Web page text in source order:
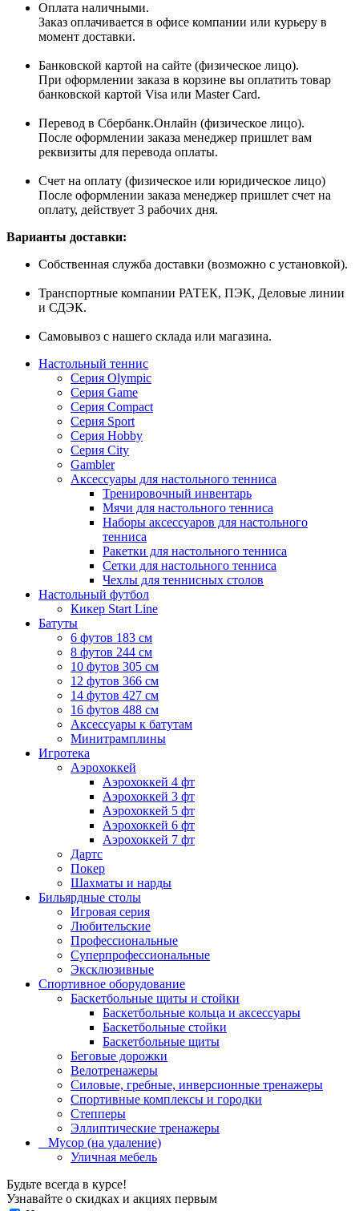
Оплата наличными.
Заказ оплачивается в офисе компании или курьеру в
момент доставки.
Банковской картой на сайте (физическое лицо).
При оформлении заказа в корзине вы оплатить товар
банковской картой Visa или Master Card.
Перевод в Сбербанк.Онлайн (физическое лицо).
После оформлении заказа менеджер пришлет вам
реквизиты для перевода оплаты.
Счет на оплату (физическое или юридическое лицо)
После оформлении заказа менеджер пришлет счет на
оплату, действует 3 рабочих дня.
Варианты доставки:
Собственная служба доставки (возможно с установкой).
Транспортные компании РАТЕК, ПЭК, Деловые линии
и СДЭК.
Самовывоз с нашего склада или магазина.
Настольный теннис
Серия Olympic
Серия Game
Серия Compact
Серия Sport
Серия Hobby
Серия City
Gambler
Аксессуары для настольного тенниса
Тренировочный инвентарь
Мячи для настольного тенниса
Наборы аксессуаров для настольного
тенниса
Ракетки для настольного тенниса
Сетки для настольного тенниса
Чехлы для теннисных столов
Настольный футбол
Кикер Start Line
Батуты
6 футов 183 см
8 футов 244 см
10 футов 305 см
12 футов 366 см
14 футов 427 см
16 футов 488 см
Аксессуары к батутам
Минитрамплины
Игротека
Аэрохоккей
Аэрохоккей 4 фт
Аэрохоккей 3 фт
Аэрохоккей 5 фт
Аэрохоккей 6 фт
Аэрохоккей 7 фт
Дартс
Покер
Шахматы и нарды
Бильярдные столы
Игровая серия
Любительские
Профессиональные
Суперпрофессиональные
Эксклюзивные
Спортивное оборудование
Баскетбольные щиты и стойки
Баскетбольные кольца и аксессуары
Баскетбольные стойки
Баскетбольные щиты
Беговые дорожки
Велотренажеры
Силовые, гребные, инверсионные тренажеры
Спортивные комплексы и городки
Степперы
Эллиптические тренажеры
_ Мусор (на удаление)
Уличная мебель
Будьте всегда в курсе!
Узнавайте о скидках и акциях первым